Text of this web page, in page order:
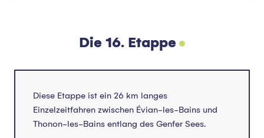
Die 16. Etappe
Diese Etappe ist ein 26 km langes
Einzelzeitfahren zwischen Évian-les-Bains und
Thonon-les-Bains entlang des Genfer Sees.